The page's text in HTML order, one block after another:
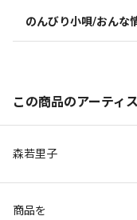
のんびり小唄/おんな
この商品のアーティ
森若里子
商品を